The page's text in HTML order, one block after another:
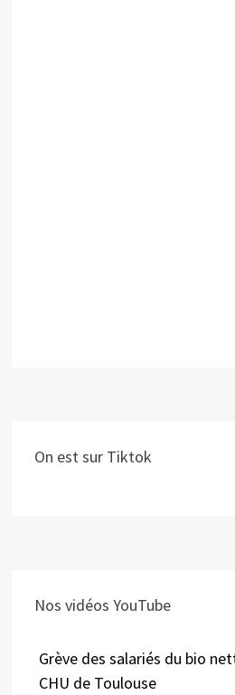
On est sur Tiktok
Nos vidéos YouTube
Grève des salariés du bio
CHU de Toulouse